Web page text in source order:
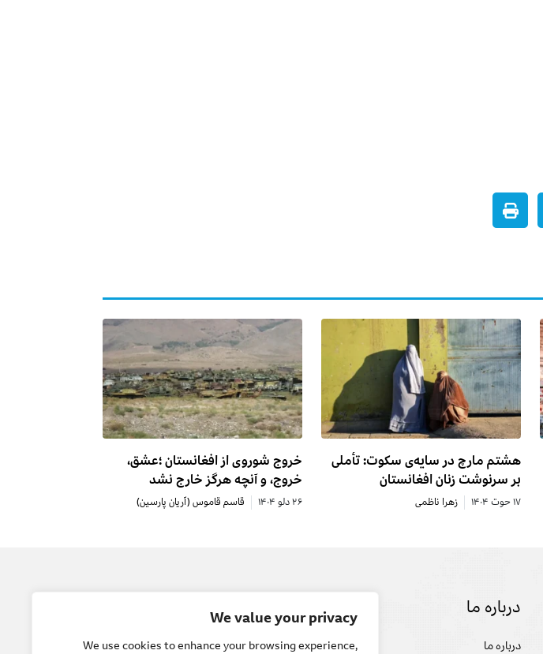
We value your privacy
We use cookies to enhance your browsing experience,
هشتم مارچ در سایه‌ی سکوت: تأملی
بر سرنوشت زنان افغانستان
۱۷ حوت ۱۴۰۴ زهرا ناظمی
خروج شوروی از افغانستان ؛عشق،
خروج، و آنچه هرگز خارج نشد
۲۶ دلو ۱۴۰۴ قاسم قاموس (آریان پارسین)
درباره ما
درباره ما سخن ما
جامعه
صلح